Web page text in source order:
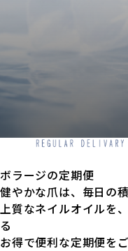
ボラージの定期便
健やかな爪は、毎日の
上質なネイルオイルを
る
お得で便利な定期便を